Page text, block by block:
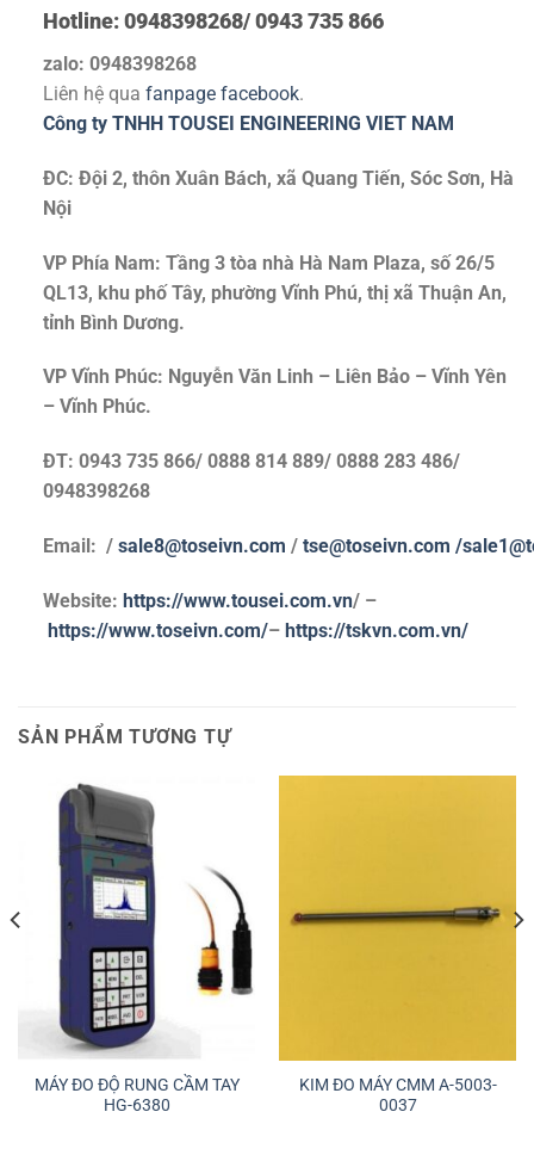
Hotline: 0948398268/ 0943 735 866
zalo: 0948398268
Liên hệ qua fanpage facebook.
Công ty TNHH TOUSEI ENGINEERING VIET NAM
ĐC: Đội 2, thôn Xuân Bách, xã Quang Tiến, Sóc Sơn, Hà
Nội
VP Phía Nam: Tầng 3 tòa nhà Hà Nam Plaza, số 26/5
QL13, khu phố Tây, phường Vĩnh Phú, thị xã Thuận An,
tỉnh Bình Dương.
VP Vĩnh Phúc: Nguyễn Văn Linh – Liên Bảo – Vĩnh Yên
– Vĩnh Phúc.
ĐT: 0943 735 866/ 0888 814 889/ 0888 283 486/
0948398268
Email: / sale8@toseivn.com / tse@toseivn.com /
Website: https://www.tousei.com.vn/ –
https://www.toseivn.com/–https://tskvn.com.vn/
SẢN PHẨM TƯƠNG TỰ
MÁY ĐO ĐỘ RUNG CẦM TAY
HG-6380
KIM ĐO MÁY CMM A-5003-
0037